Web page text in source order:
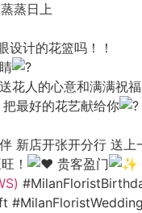
蒸日上
设计的花篮吗！！
花人的心意和满满祝
最好的花艺献给你
新店开张开分行 送上
！
贵客盈门